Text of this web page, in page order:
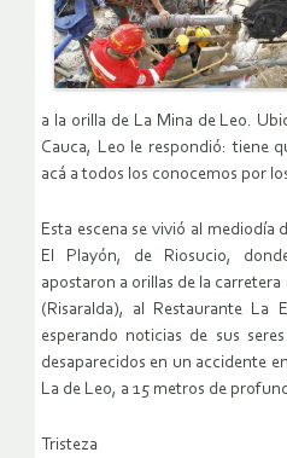
a la orilla de La Mina de Leo.
Cauca, Leo le respondió: tiene
acá a todos los conocemos por
Esta escena se vivió al mediodía
El Playón, de Riosucio,
apostaron a orillas de la
(Risaralda), al Restaurante La
esperando noticias de sus
desaparecidos en un accidente
La de Leo, a 15 metros de
Tristeza